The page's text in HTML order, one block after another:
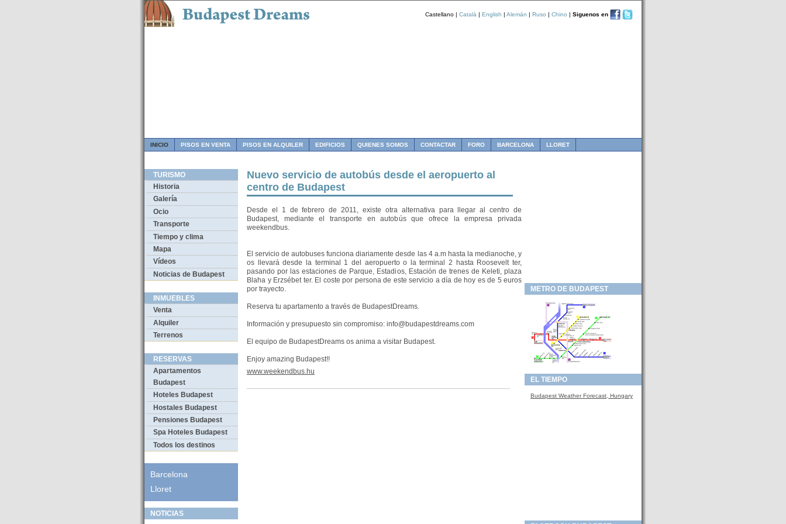
Castellano | Català | English | Alemán | Ruso | Chino | Siguenos en
INICIO PISOS EN VENTA PISOS EN ALQUILER EDIFICIOS QUIENES SOMOS CONTACTAR FORO BARCELONA LLORET
TURISMO
Historia
Galería
Ocio
Transporte
Tiempo y clima
Mapa
Vídeos
Noticias de Budapest
INMUEBLES
Venta
Alquiler
Terrenos
RESERVAS
Apartamentos
Budapest
Hoteles Budapest
Hostales Budapest
Pensiones Budapest
Spa Hoteles Budapest
Todos los destinos
Barcelona
Lloret
NOTICIAS
Nuevo servicio de autobús desde el aeropuerto al
centro de Budapest
Desde el 1 de febrero de 2011, existe otra alternativa para llegar al centro de
Budapest, mediante el transporte en autobús que ofrece la empresa privada
weekendbus.
El servicio de autobuses funciona diariamente desde las 4 a.m hasta la medianoche, y
os llevará desde la terminal 1 del aeropuerto o la terminal 2 hasta Roosevelt ter,
pasando por las estaciones de Parque, Estadios, Estación de trenes de Keleti, plaza
Blaha y Erzsébet ter. El coste por persona de este servicio a día de hoy es de 5 euros
por trayecto.
Reserva tu apartamento a través de BudapestDreams.
Información y presupuesto sin compromiso: info@budapestdreams.com
El equipo de BudapestDreams os anima a visitar Budapest.
Enjoy amazing Budapest!!
www.weekendbus.hu
METRO DE BUDAPEST
EL TIEMPO
Budapest Weather Forecast, Hungary